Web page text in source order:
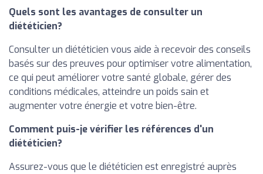
Quels sont les avantages de consulter un
diététicien?
Consulter un diététicien vous aide à recevoir des conseils
basés sur des preuves pour optimiser votre alimentation,
ce qui peut améliorer votre santé globale, gérer des
conditions médicales, atteindre un poids sain et
augmenter votre énergie et votre bien-être.
Comment puis-je vérifier les références d'un
diététicien?
Assurez-vous que le diététicien est enregistré auprès